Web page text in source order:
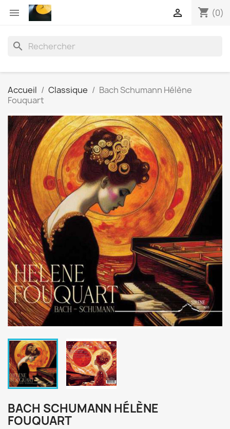
 shopping_cart (0)

search
Accueil Classique
Bach Schumann Hélène
Fouquart
BACH SCHUMANN HÉLÈNE
FOUQUART